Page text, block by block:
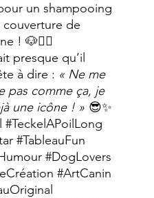
un shampooing
couverture de
! 🐶💇‍♂️
presque qu’il
à dire : « Ne me
pas comme ça, je
une icône ! » 😎✨
#TeckelAPoilLong
#TableauFun
#DogLovers
#ArtCanin